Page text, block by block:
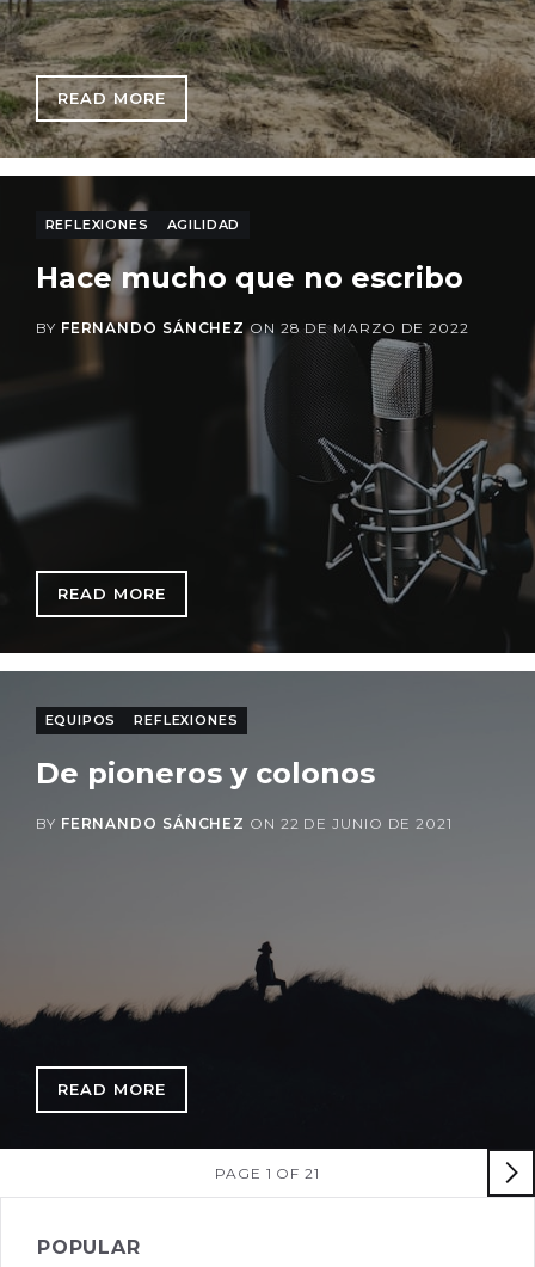
READ MORE: ME BAJO DE LA AGILIDAD
REFLEXIONES AGILIDAD
Hace mucho que no escribo
BY FERNANDO SÁNCHEZ ON 28 DE MARZO DE 2022
READ MORE: HACE MUCHO QUE NO ESCRIBO
EQUIPOS REFLEXIONES
De pioneros y colonos
BY FERNANDO SÁNCHEZ ON 22 DE JUNIO DE 2021
READ MORE: DE PIONEROS Y COLONOS
PAGE 1 OF 21
POPULAR